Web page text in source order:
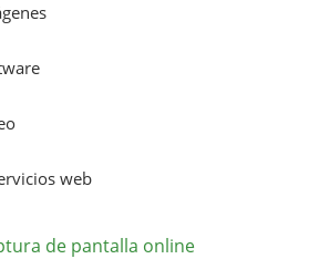
web
de pantalla online